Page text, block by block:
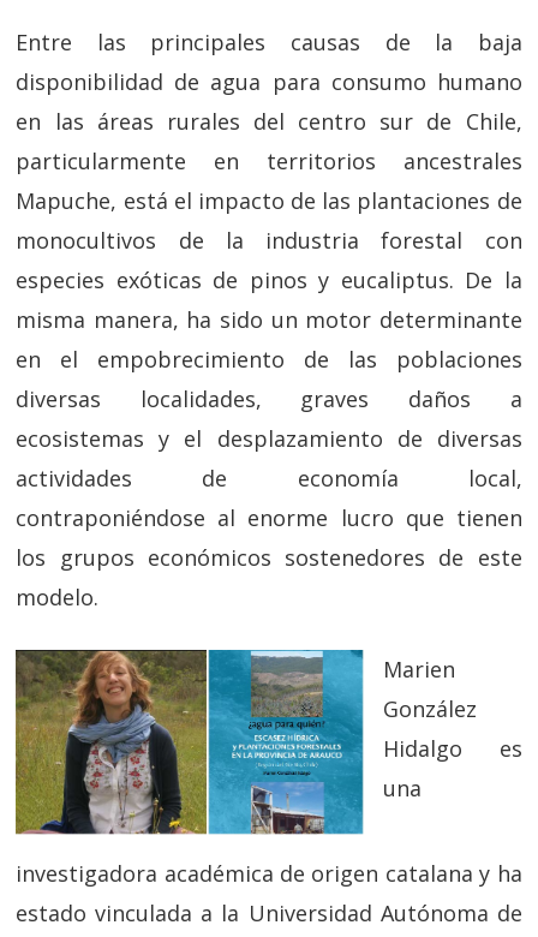
Entre las principales causas de la baja
disponibilidad de agua para consumo humano
en las áreas rurales del centro sur de Chile,
particularmente en territorios ancestrales
Mapuche, está el impacto de las plantaciones de
monocultivos de la industria forestal con
especies exóticas de pinos y eucaliptus. De la
misma manera, ha sido un motor determinante
en el empobrecimiento de las poblaciones
diversas localidades, graves daños a
ecosistemas y el desplazamiento de diversas
actividades de economía local,
contraponiéndose al enorme lucro que tienen
los grupos económicos sostenedores de este
modelo.
Marien
González
Hidalgo es
una
investigadora académica de origen catalana y ha
estado vinculada a la Universidad Autónoma de